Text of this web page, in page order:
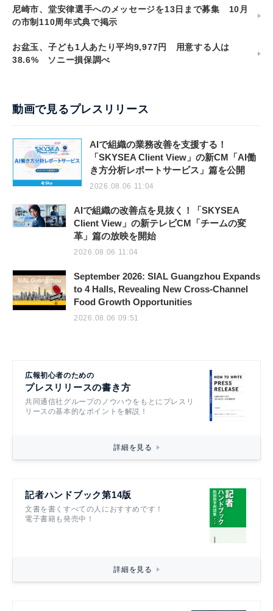
尼崎市、堂安律選手へのメッセージを13日まで募集 10月
の市制110周年式典で掲示
お盆玉、子ども1人あたり平均9,977円 用意する人は
38.6% ソニー損保調べ
動画で見るプレスリリース
AIで組織の業務改善を支援する！
「SKYSEA Client View」の新CM「AI働
き方分析レポートサービス」篇を公開
2026.08.06 11:04
AIで組織の改善点を見抜く！「SKYSEA
Client View」の新テレビCM「チームの変
革」篇の放映を開始
2026.08.06 11:04
September 2026: SIAL Guangzhou Expands
to 4 Halls, Revealing New Cross-Channel
Food Growth Opportunities
2026.08.06 09:51
広報初心者のための
プレスリリースの書き方
共同通信社グループのノウハウをもとにプレスリ
リースの基本的なポイントを解説！
詳細を見る
記者ハンドブック第14版
文書を書くすべての人におすすめです！
電子書籍も発売中！
詳細を見る